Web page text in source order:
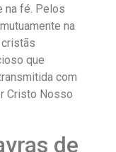
na fé. Pelos
na
que
com
Cristo Nosso
de